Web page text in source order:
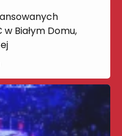
Białym Domu,